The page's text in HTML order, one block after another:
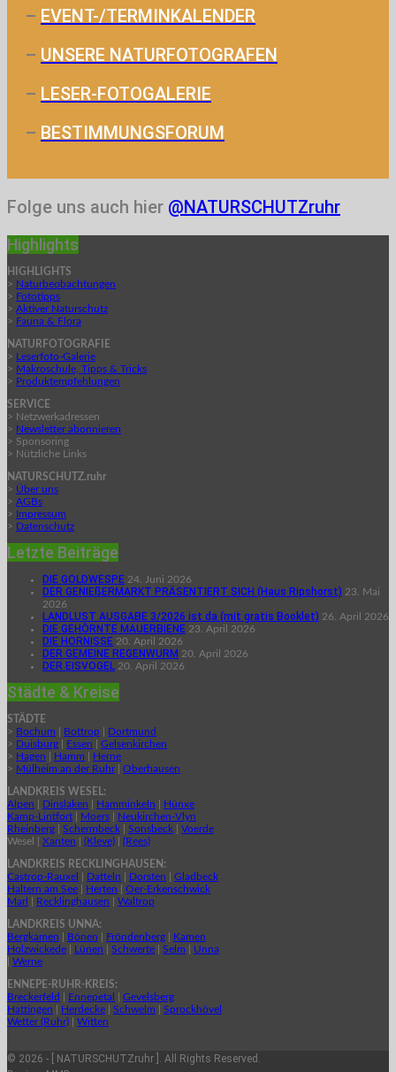
– EVENT-/TERMINKALENDER
– UNSERE NATURFOTOGRAFEN
– LESER-FOTOGALERIE
– BESTIMMUNGSFORUM
Folge uns auch hier @NATURSCHUTZruhr
Highlights
HIGHLIGHTS
> Naturbeobachtungen
> Fototipps
> Aktiver Naturschutz
> Fauna & Flora
NATURFOTOGRAFIE
>
Leserfoto-Galerie
> Makroschule, Tipps & Tricks
> Produktempfehlungen
SERVICE
> Netzwerkadressen
> Newsletter abonnieren
> Sponsoring
> Nützliche Links
NATURSCHUTZ.ruhr
> Über uns
> AGBs
> Impressum
> Datenschutz
Letzte Beiträge
DIE GOLDWESPE 24. Juni 2026
DER GENIEßERMARKT PRÄSENTIERT SICH (Haus Ripshorst) 23. Mai
2026
LANDLUST AUSGABE 3/2026 ist da (mit gratis Booklet) 26. April 2026
DIE GEHÖRNTE MAUERBIENE 23. April 2026
DIE HORNISSE 20. April 2026
DER GEMEINE REGENWURM 20. April 2026
DER EISVOGEL 20. April 2026
Städte & Kreise
STÄDTE
> Bochum Bottrop
Dortmund
> Duisburg Essen
Gelsenkirchen
> Hagen Hamm
Herne
> Mülheim an der Ruhr| Oberhausen
LANDKREIS WESEL:
Alpen
Dinslaken Hamminkeln
Hünxe
Kamp-Lintfort
Moers
Neukirchen-Vlyn
Rheinberg
Schermbeck Sonsbeck
Voerde
Wesel | Xanten (Kleve) (Rees)
LANDKREIS RECKLINGHAUSEN:
Castrop-Rauxel
Datteln Dorsten
Gladbeck
Haltern am See
Herten
Oer-Erkenschwick
Marl
Recklinghausen Waltrop
LANDKREIS UNNA:
Bergkamen
Bönen Fröndenberg
Kamen
Holzwickede
Lünen Schwerte Selm
Unna
Werne
ENNEPE-RUHR-KREIS:
Breckerfeld
Ennepetal
Gevelsberg
Hattingen
Herdecke Schwelm
Sprockhövel
Wetter (Ruhr)
Witten
© 2026 - [ NATURSCHUTZruhr ]. All Rights Reserved.